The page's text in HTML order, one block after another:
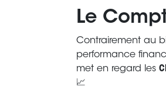
Le
Contrairement au
performance
met en regard les
📈